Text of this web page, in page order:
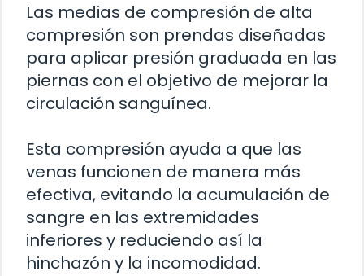
Las medias de compresión de alta
compresión son prendas diseñadas
para aplicar presión graduada en las
piernas con el objetivo de mejorar la
circulación sanguínea.
Esta compresión ayuda a que las
venas funcionen de manera más
efectiva, evitando la acumulación de
sangre en las extremidades
inferiores y reduciendo así la
hinchazón y la incomodidad.